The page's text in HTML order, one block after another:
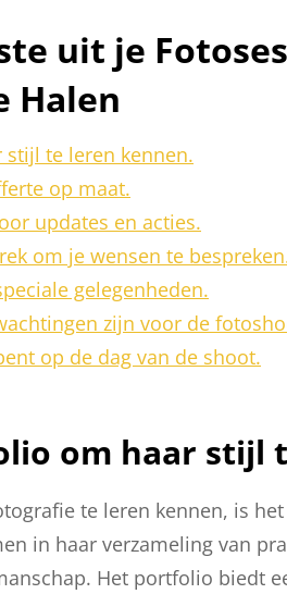
uit je
Halen
te leren kennen.
op maat.
updates en acties.
om je wensen te
gelegenheden.
zijn voor de
op de dag van de shoot.
om haar stijl
te leren kennen, is
in haar verzameling van
Het portfolio biedt